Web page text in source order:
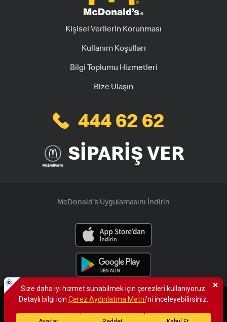
Kişisel Verilerin Korunması
Kullanım Koşulları
Bilgi Toplumu Hizmetleri
Bize Ulaşın
444 62 62
SİPARİŞ VER
McDonald's Uygulamasını İndirin
Size daha iyi hizmet verebilmek için sitemizde çerezlere yer
veriyoruz. Çerezlerle ilgili detaylı bilgi için çerez aydınlatma